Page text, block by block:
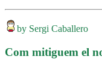
by Sergi Caballero
Com mitiguem el